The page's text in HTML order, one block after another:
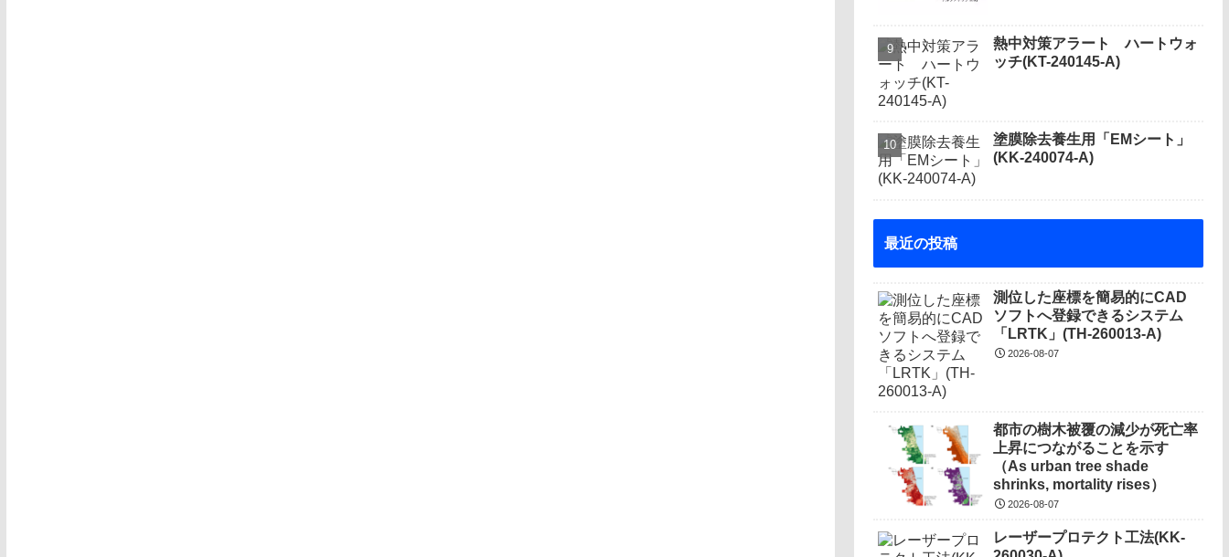
熱中対策アラート ハートウォ
ッチ(KT-240145-A)
塗膜除去養生用「EMシート」
(KK-240074-A)
最近の投稿
測位した座標を簡易的にCAD
ソフトへ登録できるシステム
「LRTK」(TH-260013-A)
2026-08-07
都市の樹木被覆の減少が死亡率
上昇につながることを示す
（As urban tree shade
shrinks, mortality rises）
2026-08-07
レーザープロテクト⼯法(KK-